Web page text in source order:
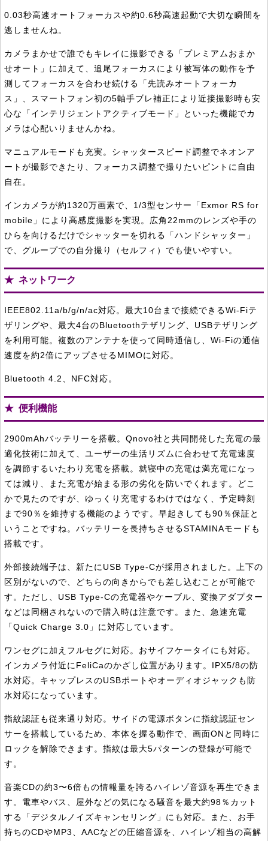
0.03秒高速オートフォーカスや約0.6秒高速起動で大切な瞬間を
逃しませんね。
カメラまかせで誰でもキレイに撮影できる「プレミアムおまか
せオート」に加えて、追尾フォーカスにより被写体の動作を予
測してフォーカスを合わせ続ける「先読みオートフォーカ
ス」、スマートフォン初の5軸手ブレ補正により近接撮影時も安
心な「インテリジェントアクティブモード」といった機能でカ
メラは心配いりませんかね。
マニュアルモードも充実。シャッタースピード調整でネオンア
ートが撮影できたり、フォーカス調整で撮りたいピントに自由
自在。
インカメラが約1320万画素で、1/3型センサー「Exmor RS for
mobile」により高感度撮影を実現。広角22mmのレンズや手の
ひらを向けるだけでシャッターを切れる「ハンドシャッター」
で、グループでの自分撮り（セルフィ）でも使いやすい。
ネットワーク
IEEE802.11a/b/g/n/ac対応。最大10台まで接続できるWi-Fiテ
ザリングや、最大4台のBluetoothテザリング、USBテザリング
を利用可能。複数のアンテナを使って同時通信し、Wi-Fiの通信
速度を約2倍にアップさせるMIMOに対応。
Bluetooth 4.2、NFC対応。
便利機能
2900mAhバッテリーを搭載。Qnovo社と共同開発した充電の最
適化技術に加えて、ユーザーの生活リズムに合わせて充電速度
を調節するいたわり充電を搭載。就寝中の充電は満充電になっ
ては減り、また充電が始まる形の劣化を防いでくれます。どこ
かで見たのですが、ゆっくり充電するわけではなく、予定時刻
まで90％を維持する機能のようです。早起きしても90％保証と
いうことですね。バッテリーを長持ちさせるSTAMINAモードも
搭載です。
外部接続端子は、新たにUSB Type-Cが採用されました。上下の
区別がないので、どちらの向きからでも差し込むことが可能で
す。ただし、USB Type-Cの充電器やケーブル、変換アダプター
などは同梱されないので購入時は注意です。また、急速充電
「Quick Charge 3.0」に対応しています。
ワンセグに加えフルセグに対応。おサイフケータイにも対応。
インカメラ付近にFeliCaのかざし位置があります。IPX5/8の防
水対応。キャップレスのUSBポートやオーディオジャックも防
水対応になっています。
指紋認証も従来通り対応。サイドの電源ボタンに指紋認証セン
サーを搭載しているため、本体を握る動作で、画面ONと同時に
ロックを解除できます。指紋は最大5パターンの登録が可能で
す。
音楽CDの約3〜6倍もの情報量を誇るハイレゾ音源を再生できま
す。電車やバス、屋外などの気になる騒音を最大約98％カット
する「デジタルノイズキャンセリング」にも対応。また、お手
持ちのCDやMP3、AACなどの圧縮音源を、ハイレゾ相当の高解